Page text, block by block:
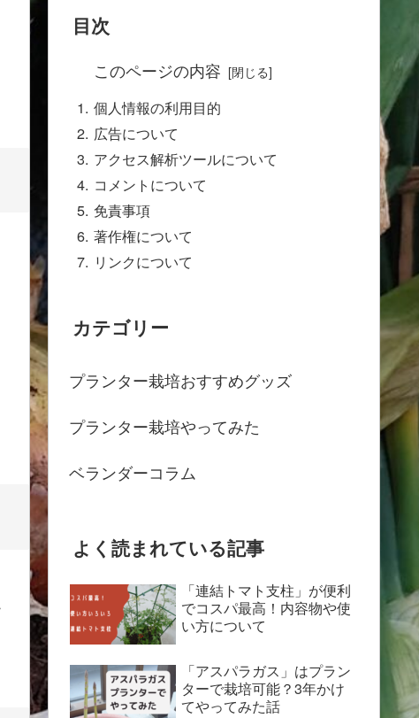
目次
このページの内容
個人情報の利用目的
広告について
アクセス解析ツールについて
コメントについて
免責事項
著作権について
リンクについて
カテゴリー
プランター栽培おすすめグッズ
プランター栽培やってみた
ベランダーコラム
よく読まれている記事
「連結トマト支柱」が便利
でコスパ最高！内容物や使
い方について
「アスパラガス」はプラン
ターで栽培可能？3年かけ
てやってみた話